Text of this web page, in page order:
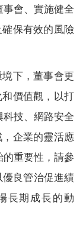
會、實施健全
保有效的風險
下，董事會更
價值觀，以打
技、網路安全
企業的靈活應
重要性，請參
良管治促進績
長期成長的動